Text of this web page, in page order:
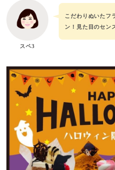
スペ3
こだわりぬいたフ
ン！見た目のセン